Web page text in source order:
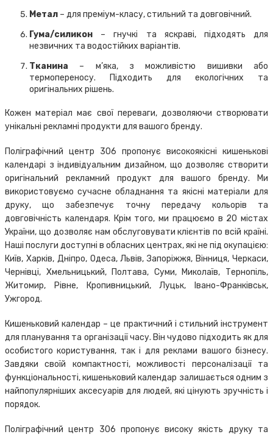
Метал – для преміум-класу, стильний та довговічний.
Гума/силикон – гнучкі та яскраві, підходять для
незвичних та водостійких варіантів.
Тканина – м’яка, з можливістю вишивки або
термопереносу. Підходить для екологічних та
оригінальних рішень.
Кожен матеріал має свої переваги, дозволяючи створювати
унікальні рекламні продукти для вашого бренду.
Поліграфічний центр 306 пропонує високоякісні кишенькові
календарі з індивідуальним дизайном, що дозволяє створити
оригінальний рекламний продукт для вашого бренду. Ми
використовуємо сучасне обладнання та якісні матеріали для
друку, що забезпечує точну передачу кольорів та
довговічність календаря. Крім того, ми працюємо в 20 містах
України, що дозволяє нам обслуговувати клієнтів по всій країні.
Наші послуги доступні в обласних центрах, які не під окупацією:
Київ, Харків, Дніпро, Одеса, Львів, Запоріжжя, Вінниця, Черкаси,
Чернівці, Хмельницький, Полтава, Суми, Миколаїв, Тернопіль,
Житомир, Рівне, Кропивницький, Луцьк, Івано-Франківськ,
Ужгород.
Кишеньковий календар – це практичний і стильний інструмент
для планування та організації часу. Він чудово підходить як для
особистого користування, так і для реклами вашого бізнесу.
Завдяки своїй компактності, можливості персоналізації та
функціональності, кишеньковий календар залишається одним з
найпопулярніших аксесуарів для людей, які цінують зручність і
порядок.
Поліграфічний центр 306 пропонує високу якість друку та